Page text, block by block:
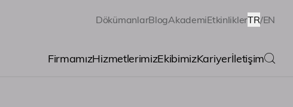
DökümanlarBlogAkademiEtkinliklerTR/EN
FirmamızHizmetlerimizEkibimizKariyerİletişim